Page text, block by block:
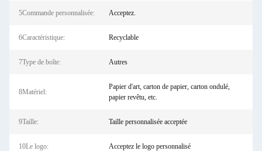
5Commande personnalisée: Acceptez.
6Caractéristique: Recyclable
7Type de boîte: Autres
8Matériel:
Papier d'art, carton de papier, carton ondulé,
papier revêtu, etc.
9Taille: Taille personnalisée acceptée
10Le logo: Acceptez le logo personnalisé